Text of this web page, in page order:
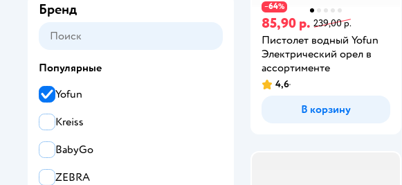
−64%
85,90 р. 239,00 р.
Пистолет водный Yofun
Электрический орел в
ассортименте
4,6
В корзину
Бренд
Популярные
Yofun
Kreiss
BabyGo
ZEBRA